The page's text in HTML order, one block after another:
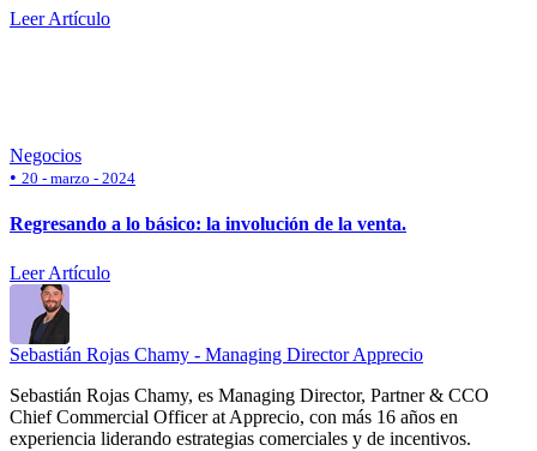
Leer Artículo
Negocios
• 20 - marzo - 2024
Regresando a lo básico: la involución de la venta.
Leer Artículo
Sebastián Rojas Chamy - Managing Director Apprecio
Sebastián Rojas Chamy, es Managing Director, Partner & CCO
Chief Commercial Officer at Apprecio, con más 16 años en
experiencia liderando estrategias comerciales y de incentivos.